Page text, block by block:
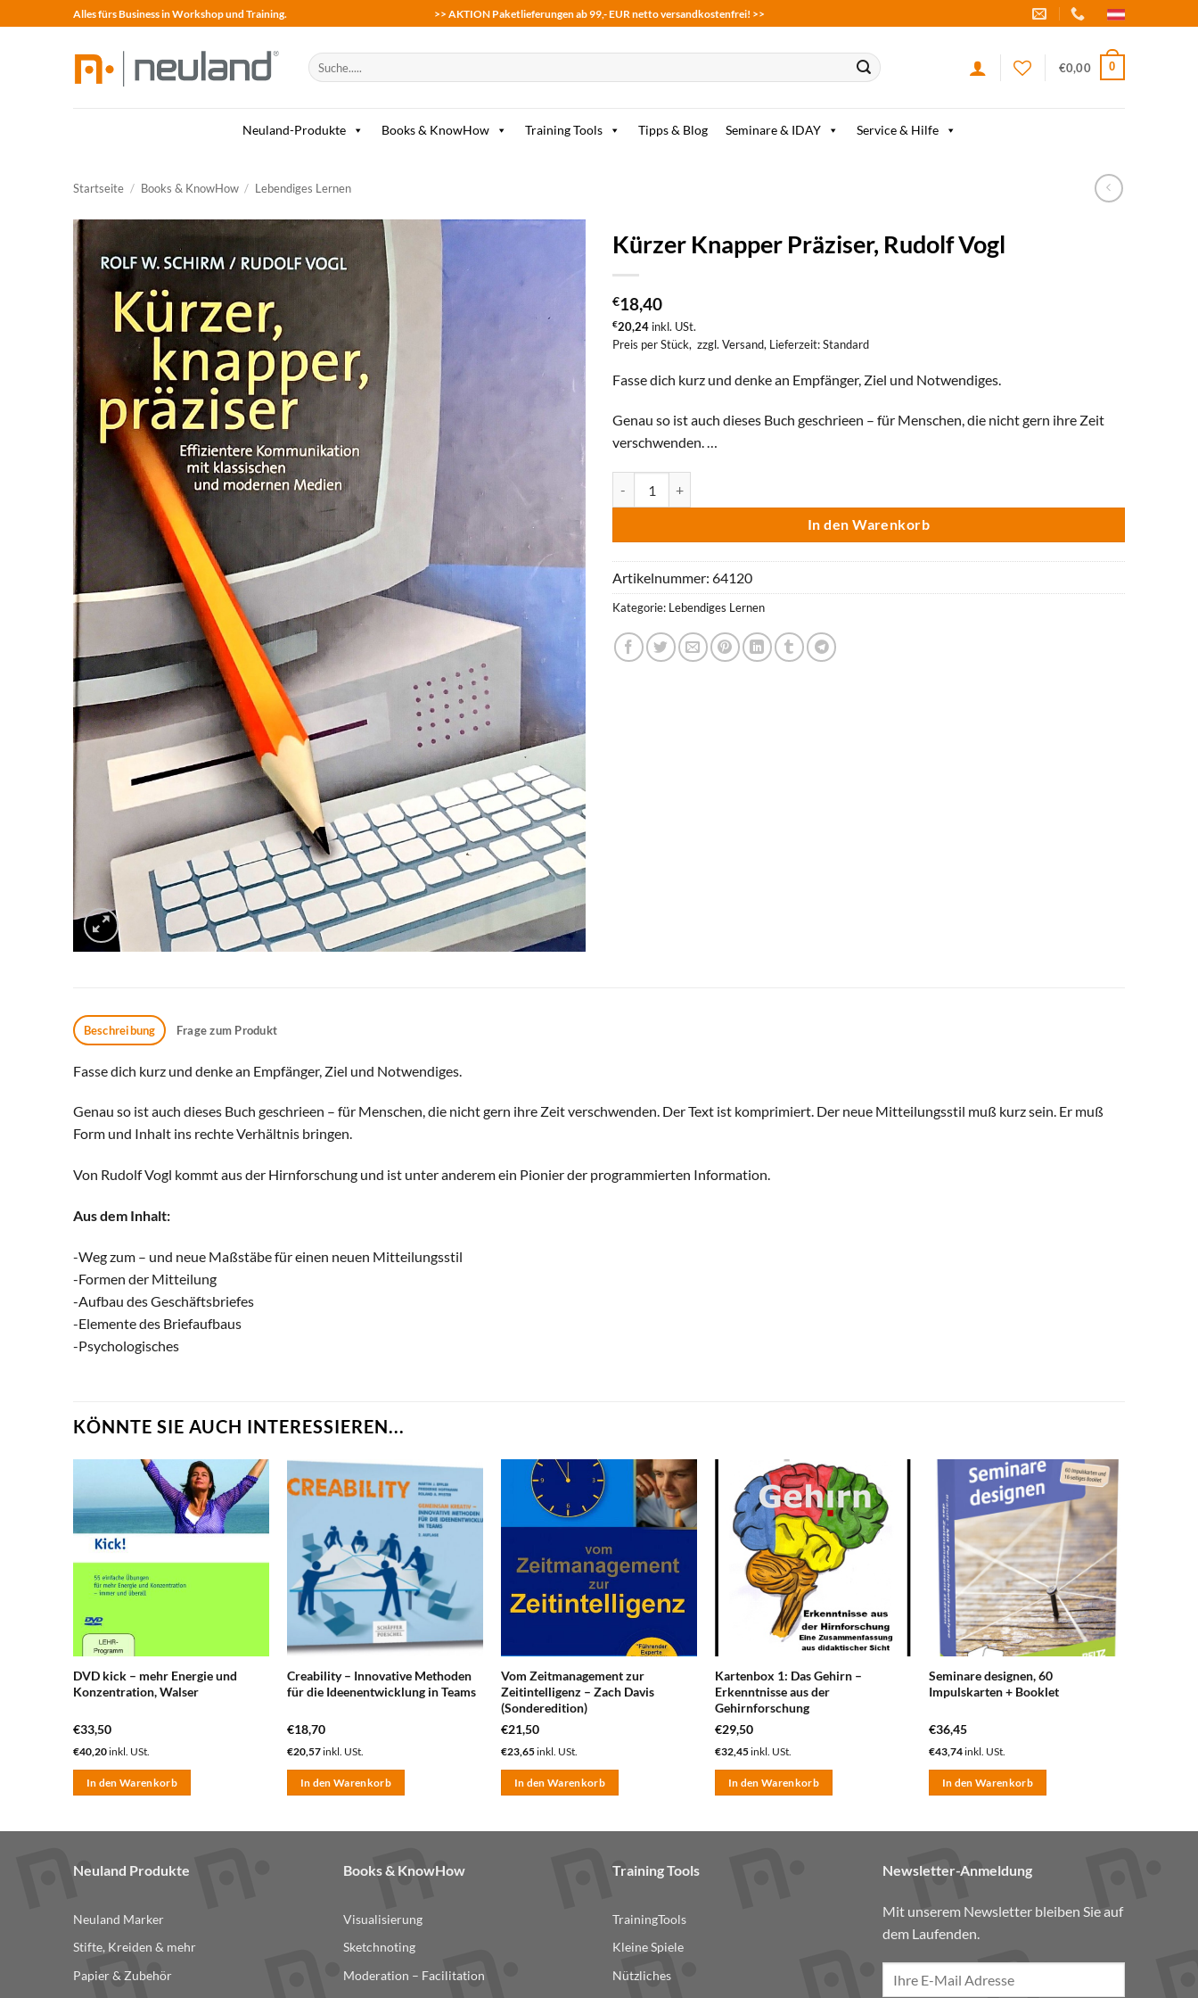
to
Alles fürs Business in Workshop und Training. >> AKTION Paketlieferungen ab 99,- EUR netto versandkostenfrei! >>
Suche
nach:
€0,00 0
Neuland-Produkte Books & KnowHow Training Tools Tipps & Blog Seminare & IDAY Service & Hilfe
Startseite / Books & KnowHow / Lebendiges Lernen
Kürzer Knapper Präziser, Rudolf Vogl
€18,40
€20,24 inkl. USt.
Preis per Stück, zzgl. Versand, Lieferzeit: Standard
Fasse dich kurz und denke an Empfänger, Ziel und Notwendiges.
Genau so ist auch dieses Buch geschrieen – für Menschen, die nicht gern ihre Zeit
verschwenden. …
In den Warenkorb
Artikelnummer: 64120
Kategorie: Lebendiges Lernen
Beschreibung Frage zum Produkt
Fasse dich kurz und denke an Empfänger, Ziel und Notwendiges.
Genau so ist auch dieses Buch geschrieen – für Menschen, die nicht gern ihre Zeit verschwenden. Der Text ist komprimiert. Der neue Mitteilungsstil muß kurz sein. Er muß
Form und Inhalt ins rechte Verhältnis bringen.
Von Rudolf Vogl kommt aus der Hirnforschung und ist unter anderem ein Pionier der programmierten Information.
Aus dem Inhalt:
-Weg zum – und neue Maßstäbe für einen neuen Mitteilungsstil
-Formen der Mitteilung
-Aufbau des Geschäftsbriefes
-Elemente des Briefaufbaus
-Psychologisches
KÖNNTE SIE AUCH INTERESSIEREN...
zum
Merkzettel
hinzufügen
DVD kick – mehr Energie und
Konzentration, Walser
€33,50
€40,20inkl. USt.
In den Warenkorb
zum
Merkzettel
hinzufügen
Creability – Innovative Methoden
für die Ideenentwicklung in Teams
€18,70
€20,57inkl. USt.
In den Warenkorb
zum
Merkzettel
hinzufügen
Vom Zeitmanagement zur
Zeitintelligenz – Zach Davis
(Sonderedition)
€21,50
€23,65inkl. USt.
In den Warenkorb
zum
Merkzettel
hinzufügen
Kartenbox 1: Das Gehirn –
Erkenntnisse aus der
Gehirnforschung
€29,50
€32,45inkl. USt.
In den Warenkorb
zum
Merkzettel
hinzufügen
Seminare designen, 60
Impulskarten + Booklet
€36,45
€43,74inkl. USt.
In den Warenkorb
Neuland Produkte
Neuland Marker
Stifte, Kreiden & mehr
Papier & Zubehör
Books & KnowHow
Visualisierung
Sketchnoting
Moderation – Facilitation
Training Tools
TrainingTools
Kleine Spiele
Nützliches
Newsletter-Anmeldung
Mit unserem Newsletter bleiben Sie auf
dem Laufenden.